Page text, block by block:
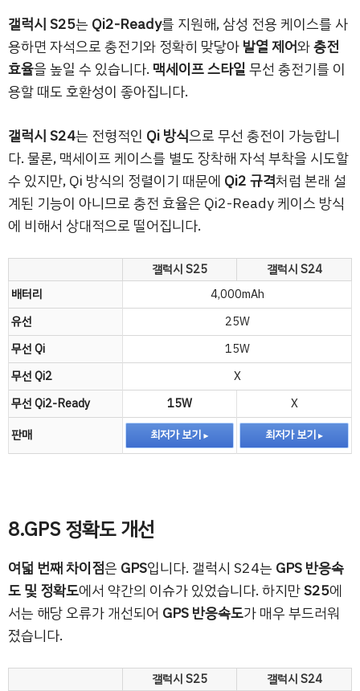
갤럭시 S25는 Qi2-Ready를 지원해, 삼성 전용 케이스를 사
용하면 자석으로 충전기와 정확히 맞닿아발열 제어와충전
효율을 높일 수 있습니다. 맥세이프 스타일무선 충전기를 이
용할 때도 호환성이 좋아집니다.
갤럭시 S24는 전형적인 Qi 방식으로 무선 충전이 가능합니
다. 물론, 맥세이프 케이스를 별도 장착해 자석 부착을 시도할
수 있지만, Qi 방식의 정렬이기 때문에 Qi2 규격처럼 본래 설
계된 기능이 아니므로 충전 효율은 Qi2-Ready 케이스 방식
에 비해서 상대적으로 떨어집니다.
갤럭시 S25
갤럭시 S24
배터리
4,000mAh
유선
25W
무선 Qi
15W
무선 Qi2
X
무선 Qi2-Ready
15W
X
판매
최저가 보기 최저가 보기
8.GPS 정확도 개선
여덟 번째 차이점은 GPS입니다. 갤럭시 S24는 GPS 반응속
도 및 정확도에서 약간의 이슈가 있었습니다. 하지만S25에
서는 해당 오류가 개선되어 GPS 반응속도가 매우 부드러워
졌습니다.
갤럭시 S25
갤럭시 S24